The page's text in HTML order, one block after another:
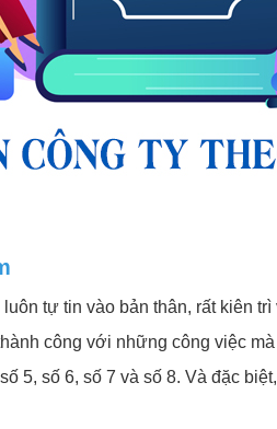
tự tin vào bản thân, rất kiên
công với những công việc
5, số 6, số 7 và số 8. Và đặc